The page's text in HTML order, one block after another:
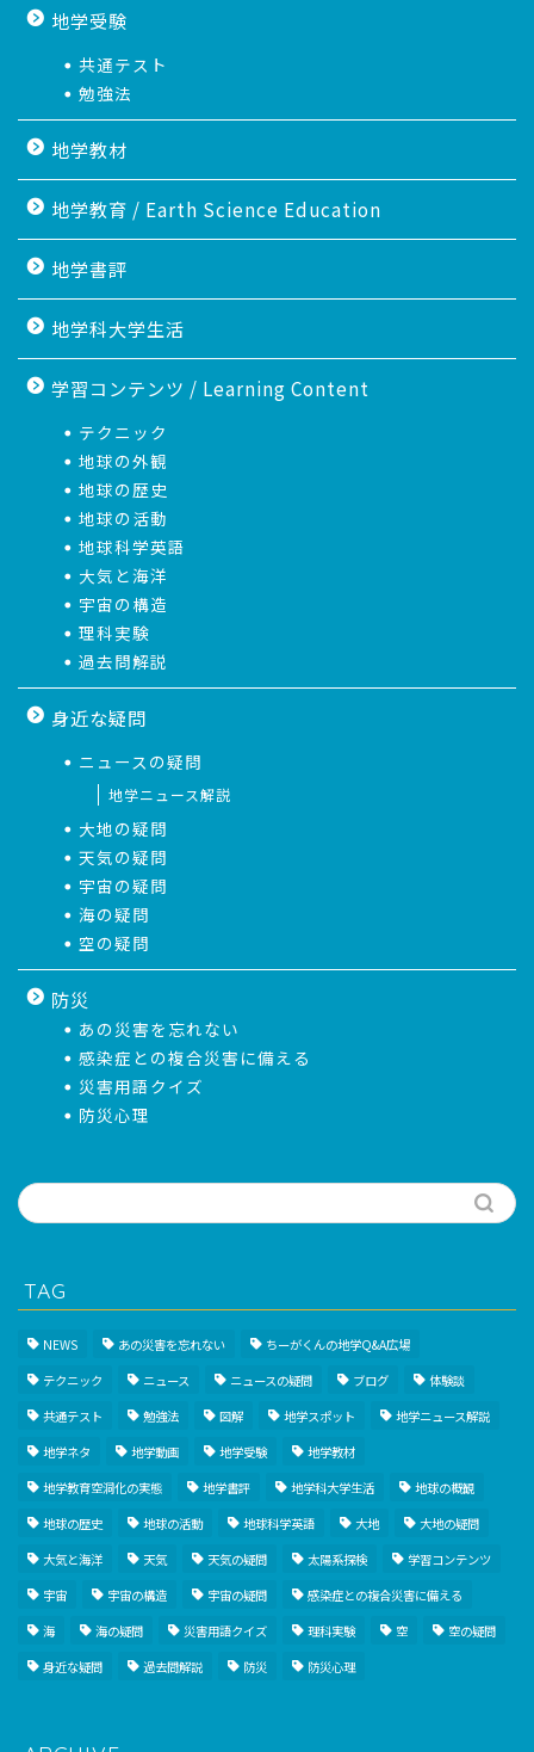
地学受験
共通テスト
勉強法
地学教材
地学教育 / Earth Science Education
地学書評
地学科大学生活
学習コンテンツ / Learning Content
テクニック
地球の外観
地球の歴史
地球の活動
地球科学英語
大気と海洋
宇宙の構造
理科実験
過去問解説
身近な疑問
ニュースの疑問
地学ニュース解説
大地の疑問
天気の疑問
宇宙の疑問
海の疑問
空の疑問
防災
あの災害を忘れない
感染症との複合災害に備える
災害用語クイズ
防災心理
TAG
NEWS あの災害を忘れない
ちーがくんの地学Q&A広場
テクニック
ニュース ニュースの疑問 ブログ
体験談
共通テスト
勉強法 図解 地学スポット
地学ニュース解説
地学ネタ
地学動画 地学受験
地学教材
地学教育空洞化の実態
地学書評 地学科大学生活
地球の概観
地球の歴史
地球の活動 地球科学英語 大地
大地の疑問
大気と海洋
天気 天気の疑問 太陽系探検
学習コンテンツ
宇宙
宇宙の構造 宇宙の疑問
感染症との複合災害に備える
海
海の疑問 災害用語クイズ 理科実験 空
空の疑問
身近な疑問
過去問解説 防災 防災心理